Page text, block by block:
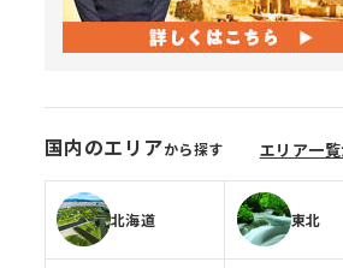
国内のエリアから探す エリア一
北海道 東北